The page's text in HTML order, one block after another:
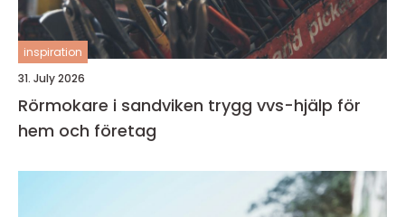
inspiration
31. July 2026
Rörmokare i sandviken trygg vvs-hjälp för
hem och företag